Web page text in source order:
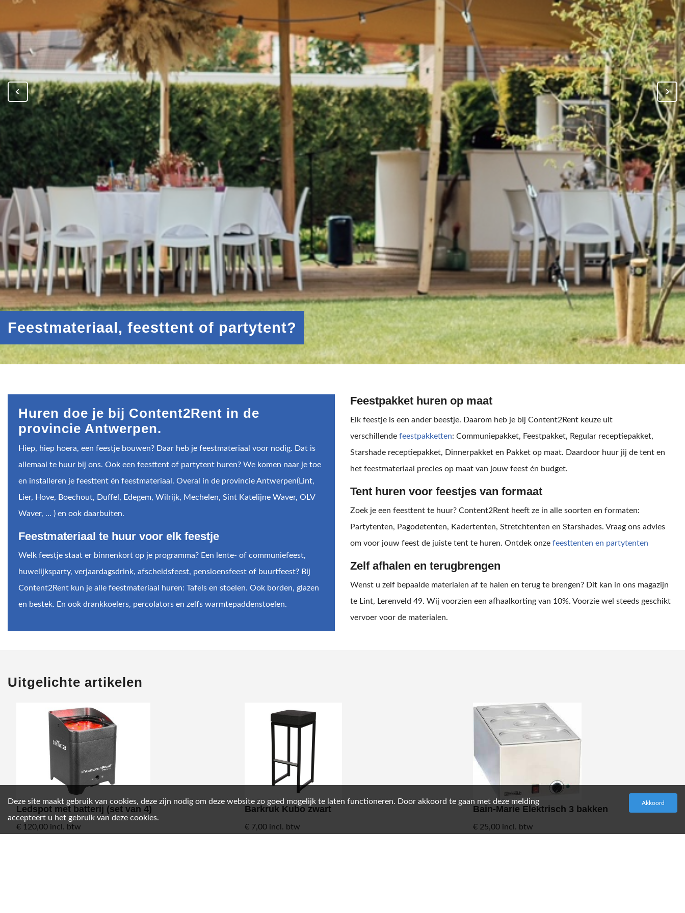
Feestmateriaal, feesttent of partytent?
Huren doe je bij Content2Rent in de
provincie Antwerpen.
Hiep, hiep hoera, een feestje bouwen? Daar heb je feestmateriaal voor nodig. Dat is
allemaal te huur bij ons. Ook een feesttent of partytent huren? We komen naar je toe
en installeren je feesttent én feestmateriaal. Overal in de provincie Antwerpen(Lint,
Lier, Hove, Boechout, Duffel, Edegem, Wilrijk, Mechelen, Sint Katelijne Waver, OLV
Waver, … ) en ook daarbuiten.
Feestmateriaal te huur voor elk feestje
Welk feestje staat er binnenkort op je programma? Een lente- of communiefeest,
huwelijksparty, verjaardagsdrink, afscheidsfeest, pensioensfeest of buurtfeest? Bij
Content2Rent kun je alle feestmateriaal huren: Tafels en stoelen. Ook borden, glazen
en bestek. En ook drankkoelers, percolators en zelfs warmtepaddenstoelen.
Feestpakket huren op maat
Elk feestje is een ander beestje. Daarom heb je bij Content2Rent keuze uit
verschillende feestpakketten: Communiepakket, Feestpakket, Regular receptiepakket,
Starshade receptiepakket, Dinnerpakket en Pakket op maat. Daardoor huur jij de tent en
het feestmateriaal precies op maat van jouw feest én budget.
Tent huren voor feestjes van formaat
Zoek je een feesttent te huur? Content2Rent heeft ze in alle soorten en formaten:
Partytenten, Pagodetenten, Kadertenten, Stretchtenten en Starshades. Vraag ons advies
om voor jouw feest de juiste tent te huren. Ontdek onze feesttenten en partytenten
Zelf afhalen en terugbrengen
Wenst u zelf bepaalde materialen af te halen en terug te brengen? Dit kan in ons magazijn
te Lint, Lerenveld 49. Wij voorzien een afhaalkorting van 10%. Voorzie wel steeds geschikt
vervoer voor de materialen.
Uitgelichte artikelen
Ledspot met batterij (set van 4)
€ 120,00 incl. btw
Barkruk Kubo zwart
€ 7,00 incl. btw
Bain-Marie Elektrisch 3 bakken
€ 25,00 incl. btw
Deze site maakt gebruik van cookies, deze zijn nodig om deze website zo goed mogelijk te laten functioneren. Door akkoord te gaan met deze melding
accepteert u het gebruik van deze cookies.
Akkoord